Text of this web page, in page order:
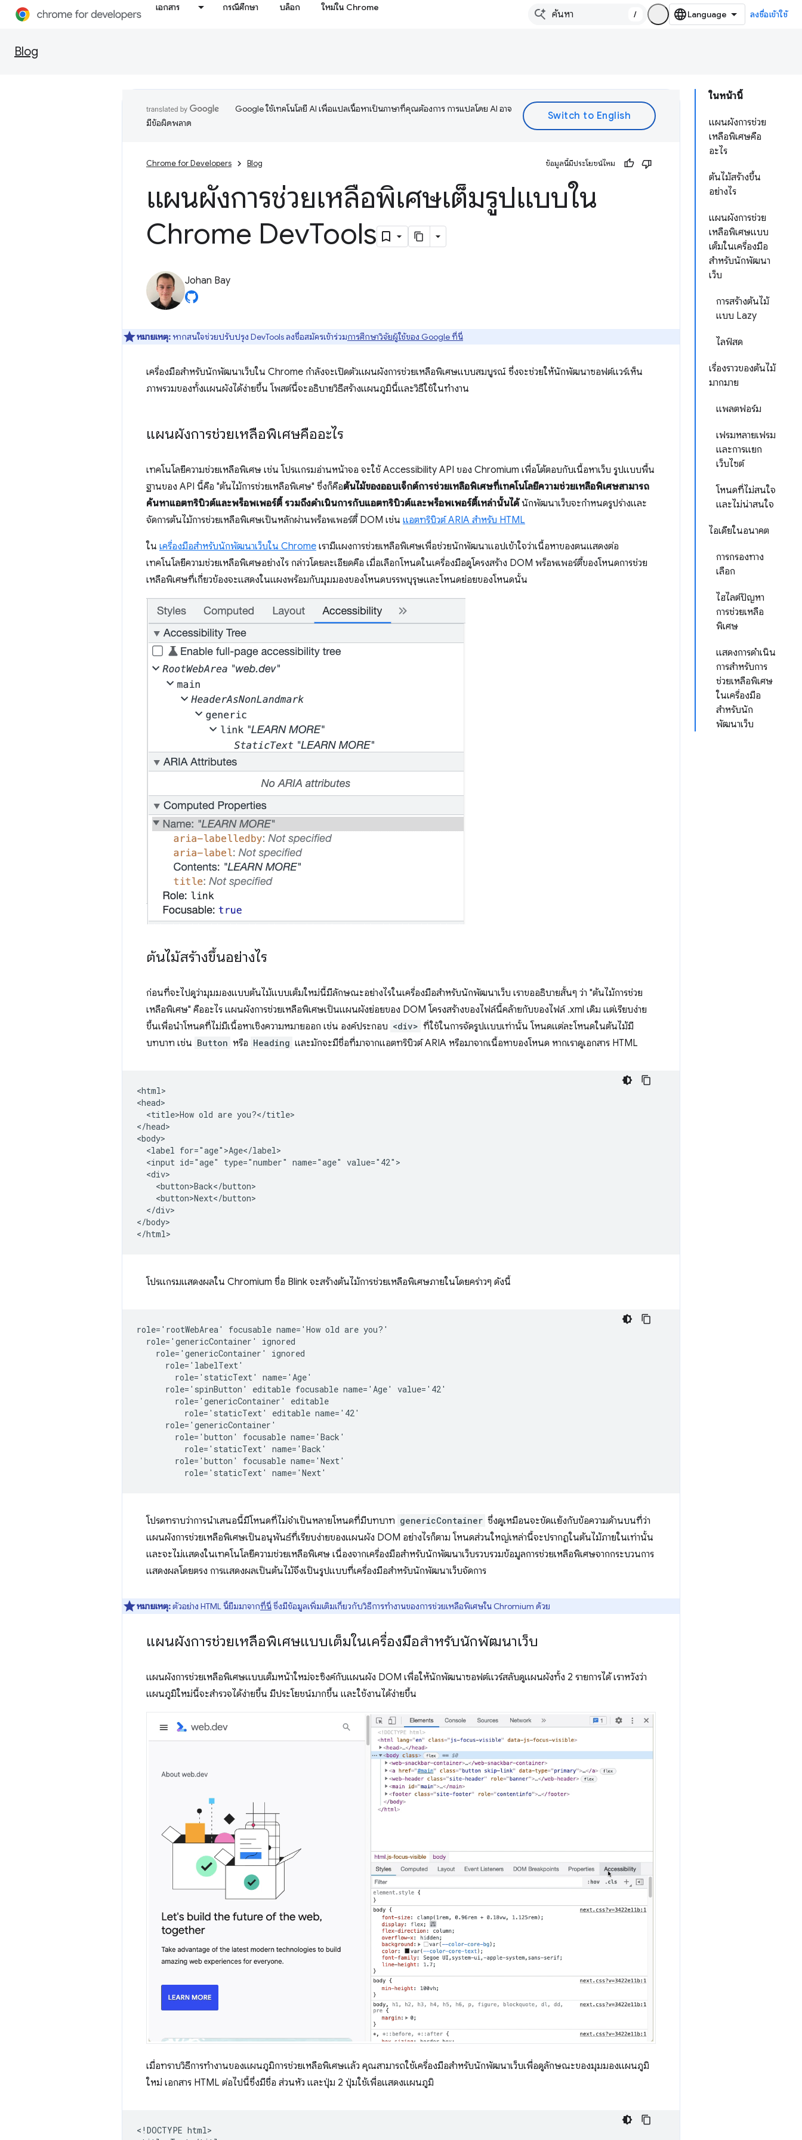
เอกสาร กรณีศึกษา บล็อก ใหม่ใน Chrome
/ ลงชื่อเข้าใช้
Blog
ในหน้านี้
แผนผังการช่วย
เหลือพิเศษคือ
อะไร
ต้นไม้สร้างขึ้น
อย่างไร
แผนผังการช่วย
เหลือพิเศษแบบ
เต็มในเครื่องมือ
สำหรับนักพัฒนา
เว็บ
การสร้างต้นไม้
แบบ Lazy
ไลฟ์สด
เรื่องราวของต้นไม้
มากมาย
แพลตฟอร์ม
เฟรมหลายเฟรม
และการแยก
เว็บไซต์
โหนดที่ไม่สนใจ
และไม่น่าสนใจ
ไอเดียในอนาคต
การกรองทาง
เลือก
ไฮไลต์ปัญหา
การช่วยเหลือ
พิเศษ
แสดงการดำเนิน
การสำหรับการ
ช่วยเหลือพิเศษ
ในเครื่องมือ
สำหรับนัก
พัฒนาเว็บ
Google ใช้เทคโนโลยี AI เพื่อแปลเนื้อหาเป็นภาษาที่คุณต้องการ การแปลโดย AI อาจ
มีข้อผิดพลาด
Chrome for Developers Blog ข้อมูลนี้มีประโยชน์ไหม
แผนผังการช่วยเหลือพิเศษเต็มรูปแบบใน
Chrome DevTools
Johan Bay
หมายเหตุ: หากสนใจช่วยปรับปรุง DevTools ลงชื่อสมัครเข้าร่วมการศึกษาวิจัยผู้ใช้ของ Google ที่นี่
เครื่องมือสำหรับนักพัฒนาเว็บใน Chrome กำลังจะเปิดตัวแผนผังการช่วยเหลือพิเศษแบบสมบูรณ์ ซึ่งจะช่วยให้นักพัฒนาซอฟต์แวร์เห็น
ภาพรวมของทั้งแผนผังได้ง่ายขึ้น โพสต์นี้จะอธิบายวิธีสร้างแผนภูมินี้และวิธีใช้ในทํางาน
แผนผังการช่วยเหลือพิเศษคืออะไร
เทคโนโลยีความช่วยเหลือพิเศษ เช่น โปรแกรมอ่านหน้าจอ จะใช้ Accessibility API ของ Chromium เพื่อโต้ตอบกับเนื้อหาเว็บ รูปแบบพื้น
ฐานของ API นี้คือ "ต้นไม้การช่วยเหลือพิเศษ" ซึ่งก็คือต้นไม้ของออบเจ็กต์การช่วยเหลือพิเศษที่เทคโนโลยีความช่วยเหลือพิเศษสามารถ
ค้นหาแอตทริบิวต์และพร็อพเพอร์ตี้ รวมถึงดำเนินการกับแอตทริบิวต์และพร็อพเพอร์ตี้เหล่านั้นได้นักพัฒนาเว็บจะกำหนดรูปร่างและ
จัดการต้นไม้การช่วยเหลือพิเศษเป็นหลักผ่านพร็อพเพอร์ตี้ DOM เช่น แอตทริบิวต์ ARIA สำหรับ HTML
ใน เครื่องมือสำหรับนักพัฒนาเว็บใน Chrome เรามีแผงการช่วยเหลือพิเศษเพื่อช่วยนักพัฒนาแอปเข้าใจว่าเนื้อหาของตนแสดงต่อ
เทคโนโลยีความช่วยเหลือพิเศษอย่างไร กล่าวโดยละเอียดคือ เมื่อเลือกโหนดในเครื่องมือดูโครงสร้าง DOM พร็อพเพอร์ตี้ของโหนดการช่วย
เหลือพิเศษที่เกี่ยวข้องจะแสดงในแผงพร้อมกับมุมมองของโหนดบรรพบุรุษและโหนดย่อยของโหนดนั้น
ต้นไม้สร้างขึ้นอย่างไร
ก่อนที่จะไปดูว่ามุมมองแบบต้นไม้แบบเต็มใหม่นี้มีลักษณะอย่างไรในเครื่องมือสำหรับนักพัฒนาเว็บ เราขออธิบายสั้นๆ ว่า "ต้นไม้การช่วย
เหลือพิเศษ" คืออะไร แผนผังการช่วยเหลือพิเศษเป็นแผนผังย่อยของ DOM โครงสร้างของไฟล์นี้คล้ายกับของไฟล์ .xml เดิม แต่เรียบง่าย
ขึ้นเพื่อนำโหนดที่ไม่มีเนื้อหาเชิงความหมายออก เช่น องค์ประกอบ <div> ที่ใช้ในการจัดรูปแบบเท่านั้น โหนดแต่ละโหนดในต้นไม้มี
บทบาท เช่น Button หรือ Heading และมักจะมีชื่อที่มาจากแอตทริบิวต์ ARIA หรือมาจากเนื้อหาของโหนด หากเราดูเอกสาร HTML
<html>
<head>
  <title>How old are you?</title>
</head>
<body>
  <label for="age">Age</label>
  <input id="age" type="number" name="age" value="42">
  <div>
    <button>Back</button>
    <button>Next</button>
  </div>
</body>
โปรแกรมแสดงผลใน Chromium ชื่อ Blink จะสร้างต้นไม้การช่วยเหลือพิเศษภายในโดยคร่าวๆ ดังนี้
role='rootWebArea' focusable name='How old are you?'
  role='genericContainer' ignored
    role='genericContainer' ignored
      role='labelText'
        role='staticText' name='Age'
      role='spinButton' editable focusable name='Age' value='42'
        role='genericContainer' editable
          role='staticText' editable name='42'
      role='genericContainer'
        role='button' focusable name='Back'
          role='staticText' name='Back'
        role='button' focusable name='Next'
โปรดทราบว่าการนําเสนอนี้มีโหนดที่ไม่จําเป็นหลายโหนดที่มีบทบาท genericContainer ซึ่งดูเหมือนจะขัดแย้งกับข้อความด้านบนที่ว่า
แผนผังการช่วยเหลือพิเศษเป็นอนุพันธ์ที่เรียบง่ายของแผนผัง DOM อย่างไรก็ตาม โหนดส่วนใหญ่เหล่านี้จะปรากฏในต้นไม้ภายในเท่านั้น
และจะไม่แสดงในเทคโนโลยีความช่วยเหลือพิเศษ เนื่องจากเครื่องมือสำหรับนักพัฒนาเว็บรวบรวมข้อมูลการช่วยเหลือพิเศษจากกระบวนการ
แสดงผลโดยตรง การแสดงผลเป็นต้นไม้จึงเป็นรูปแบบที่เครื่องมือสำหรับนักพัฒนาเว็บจัดการ
หมายเหตุ:ตัวอย่าง HTML นี้ยืมมาจากที่นี่ซึ่งมีข้อมูลเพิ่มเติมเกี่ยวกับวิธีการทํางานของการช่วยเหลือพิเศษใน Chromium ด้วย
แผนผังการช่วยเหลือพิเศษแบบเต็มในเครื่องมือสำหรับนักพัฒนาเว็บ
แผนผังการช่วยเหลือพิเศษแบบเต็มหน้าใหม่จะซิงค์กับแผนผัง DOM เพื่อให้นักพัฒนาซอฟต์แวร์สลับดูแผนผังทั้ง 2 รายการได้ เราหวังว่า
แผนภูมิใหม่นี้จะสำรวจได้ง่ายขึ้น มีประโยชน์มากขึ้น และใช้งานได้ง่ายขึ้น
เมื่อทราบวิธีการทำงานของแผนภูมิการช่วยเหลือพิเศษแล้ว คุณสามารถใช้เครื่องมือสำหรับนักพัฒนาเว็บเพื่อดูลักษณะของมุมมองแผนภูมิ
ใหม่ เอกสาร HTML ต่อไปนี้ซึ่งมีชื่อ ส่วนหัว และปุ่ม 2 ปุ่มใช้เพื่อแสดงแผนภูมิ
<!DOCTYPE html>